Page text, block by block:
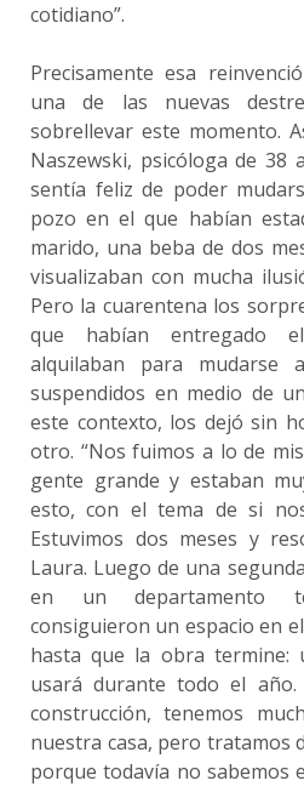
cotidiano”.
Precisamente esa
una de las nuevas
sobrellevar este momento.
Naszewski, psicóloga de 38
sentía feliz de poder
pozo en el que habían
marido, una beba de dos
visualizaban con mucha
Pero la cuarentena los
que habían entregado
alquilaban para mudarse
suspendidos en medio de
este contexto, los dejó sin
otro. “Nos fuimos a lo de
gente grande y estaban
esto, con el tema de si
Estuvimos dos meses y
Laura. Luego de una
en un departamento
consiguieron un espacio en
hasta que la obra termine:
usará durante todo el año.
construcción, tenemos
nuestra casa, pero tratamos
porque todavía no sabemos